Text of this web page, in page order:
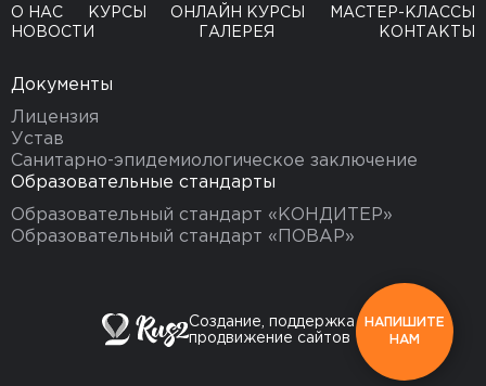
О НАС КУРСЫ ОНЛАЙН КУРСЫ
МАСТЕР-КЛАССЫ
НОВОСТИ
ГАЛЕРЕЯ КОНТАКТЫ
Документы
Лицензия
Устав
Санитарно-эпидемиологическое заключение
Образовательные стандарты
Образовательный стандарт «КОНДИТЕР»
Образовательный стандарт «ПОВАР»
Создание, поддержка и
продвижение сайтов
НАПИШИТЕ
НАМ